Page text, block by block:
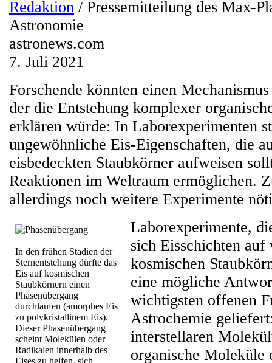
Redaktion / Pressemitteilung des Max-
Astronomie
astronews.com
7. Juli 2021
Forschende könnten einen
der die Entstehung komplexer
erklären würde: In Laborexperimenten
ungewöhnliche Eis-Eigenschaften, die
eisbedeckten Staubkörner aufweisen
Reaktionen im Weltraum ermöglichen.
allerdings noch weitere Experimente
In den frühen Stadien der
Sternentstehung dürfte das
Eis auf kosmischen
Staubkörnern einen
Phasenübergang
durchlaufen (amorphes Eis
zu polykristallinem Eis).
Dieser Phasenübergang
scheint Molekülen oder
Radikalen innerhalb des
Eises zu helfen, sich
Laborexperimente,
sich Eisschichten auf
kosmischen
eine mögliche
wichtigsten offenen
Astrochemie
interstellaren
organische Moleküle